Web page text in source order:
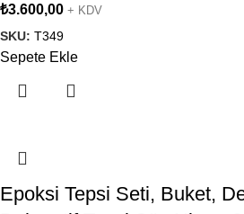
₺3.600,00 + KDV
SKU: T349
Sepete Ekle
Epoksi Tepsi Seti, Buket,